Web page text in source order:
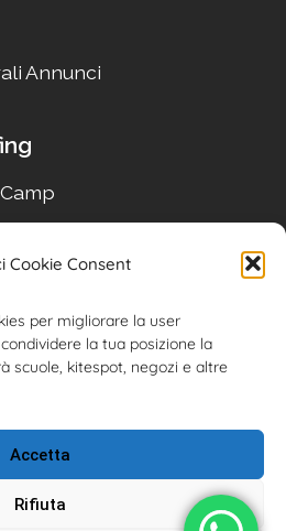
Cookie Consent
per migliorare la user
la tua posizione la
scuole, kitespot, negozi e altre
Accetta
Rifiuta
Annunci